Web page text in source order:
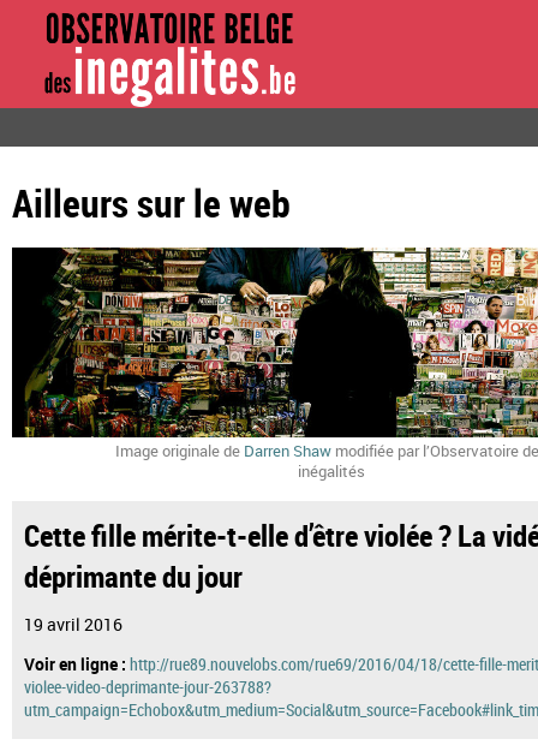
Ailleurs sur le web
Image originale de Darren Shaw modifiée par l’Observatoire
inégalités
Cette fille mérite-t-elle d’être violée ? La
déprimante du jour
19 avril 2016
Voir en ligne : http://rue89.nouvelobs.com/rue69/2016/04/18/cette-fille-
violee-video-deprimante-jour-263788?